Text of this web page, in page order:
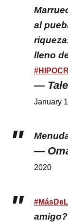
al
lleno
—
January
—
2020